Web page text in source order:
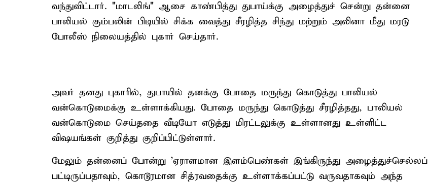
வந்துவிட்டார். "மாடலிங்" ஆசை காண்பித்து துபாய்க்கு அழைத்துச் சென்று தன்னை
பாலியல் கும்பலின் பிடியில் சிக்க வைத்து சீரழித்த சிந்து மற்றும் அலினா மீது மரடு
போலீஸ் நிலையத்தில் புகார் செய்தார்.
அவர் தனது புகாரில், துபாயில் தனக்கு போதை மருந்து கொடுத்து பாலியல்
வன்கொடுமைக்கு உள்ளாக்கியது. போதை மருந்து கொடுத்து சீரழித்தது, பாலியல்
வன்கொடுமை செய்ததை வீடியோ எடுத்து மிரட்டலுக்கு உள்ளானது உள்ளிட்ட
விஷயங்கள் குறித்து குறிப்பிட்டுள்ளார்.
மேலும் தன்னைப் போன்று 'ஏராளமான இளம்பெண்கள் இங்கிருந்து அழைத்துச்செல்லப்
பட்டிருப்பதாவும், கொடூரமான சித்ரவதைக்கு உள்ளாக்கப்பட்டு வருவதாகவும் அந்த